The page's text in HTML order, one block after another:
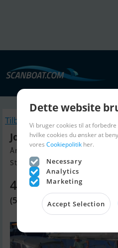
Tilbage
Jollenkreuzer
Årgang 1989, Sejlbåd til salg
Stralsund, Tyskland
41.060 DKK
(5.500 EUR)
Dette website
Vi bruger cookies til at
hvilke cookies du ønsker at
vores Cookiepolitik her.
Necessary
Analytics
Marketing
Accept Selection